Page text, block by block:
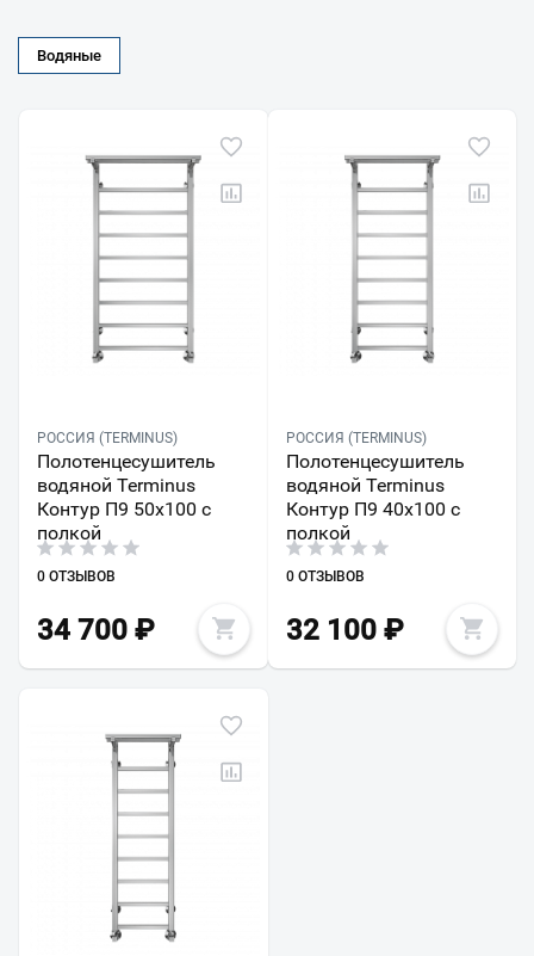
Водяные
РОССИЯ (TERMINUS)
Полотенцесушитель
водяной Terminus
Контур П9 50х100 с
полкой
0 ОТЗЫВОВ
34 700 ₽
РОССИЯ (TERMINUS)
Полотенцесушитель
водяной Terminus
Контур П9 40х100 с
полкой
0 ОТЗЫВОВ
32 100₽